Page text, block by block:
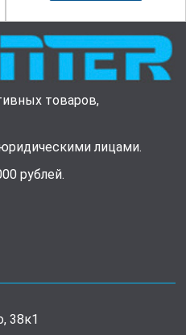
товаров,
лицами.
рублей.
38к1